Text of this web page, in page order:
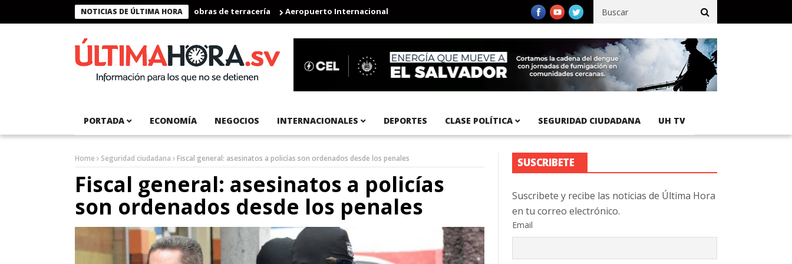
NOTICIAS DE ÚLTIMA HORA
del Pacífico registra 92 % de avance en obras de terracería Aeropuerto Internacional de El Salvador supera los 2.63 millones de pasajeros en el primer semestre de 2026 BCIE fortalece su
PORTADA ECONOMÍA NEGOCIOS INTERNACIONALES DEPORTES CLASE POLÍTICA SEGURIDAD CIUDADANA UH TV
Home Seguridad ciudadana Fiscal general: asesinatos a policías son ordenados desde los penales
Fiscal general: asesinatos a policías
son ordenados desde los penales
SUSCRIBETE
Suscribete y recibe las noticias de Última Hora
en tu correo electrónico.
Email